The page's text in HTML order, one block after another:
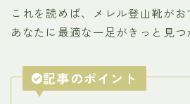
これを読めば、メレル登山靴がお
あなたに最適な一足がきっと見つ
記事のポイント